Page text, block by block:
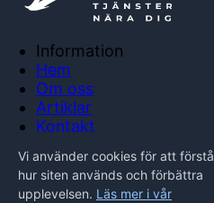
Information
Hem
Om oss
Artiklar
Kontakt
Integritetspolicy
Vi använder cookies för att förstå
hur siten används och förbättra
upplevelsen. Läs mer i vår